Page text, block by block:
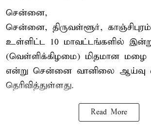
சென்னை,
சென்னை, திருவள்ளூர்,
உள்ளிட்ட 10 மாவட்டங்களில்
(வெள்ளிக்கிழமை) மிதமான மழை
என்று சென்னை வானிலை ஆய்வு
தெரிவித்துள்ளது.
Read More